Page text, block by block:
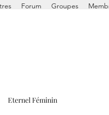
Forum Groupes
Eternel Féminin